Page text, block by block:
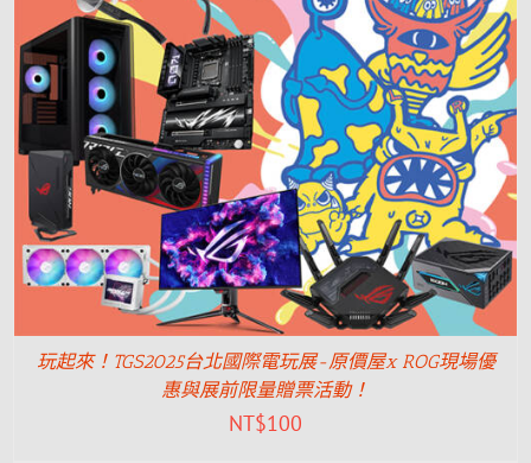
玩起來！TGS2025台北國際電玩展-原價屋x ROG現場優
惠與展前限量贈票活動！
NT$100